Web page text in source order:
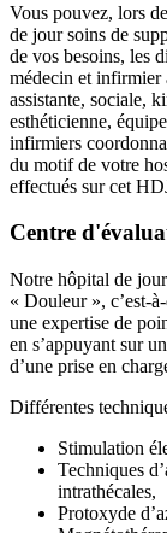
Vous pouvez, lors
de jour soins de
de vos besoins, les
médecin et infirmier
assistante, sociale,
esthéticienne,
infirmiers
du motif de votre
effectués sur cet
Centre
Notre hôpital de
« Douleur », c’est-
une expertise de
en s’appuyant sur
d’une prise en
Différentes
Stimulation
Techniques
intrathécales,
Protoxyde